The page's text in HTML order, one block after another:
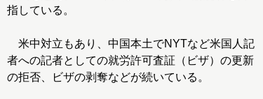
指している。
米中対立もあり、中国本土でNYTなど米国人記
者への記者としての就労許可査証（ビザ）の更新
の拒否、ビザの剥奪などが続いている。